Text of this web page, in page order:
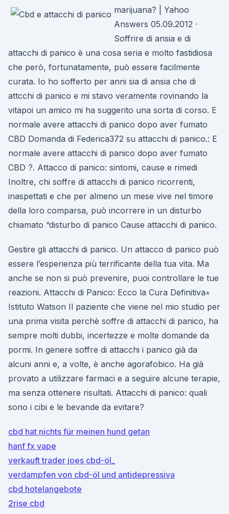
marijuana? | Yahoo
Answers 05.09.2012 ·
Soffrire di ansia e di
attacchi di panico è una cosa seria e molto fastidiosa
che però, fortunatamente, può essere facilmente
curata. Io ho sofferto per anni sia di ansia che di
attcchi di panico e mi stavo veramente rovinando la
vitapoi un amico mi ha suggerito una sorta di corso. E
normale avere attacchi di panico dopo aver fumato
CBD Domanda di Federica372 su attacchi di panico.: E
normale avere attacchi di panico dopo aver fumato
CBD ?. Attacco di panico: sintomi, cause e rimedi
Inoltre, chi soffre di attacchi di panico ricorrenti,
inaspettati e che per almeno un mese vive nel timore
della loro comparsa, può incorrere in un disturbo
chiamato “disturbo di panico Cause attacchi di panico.
Gestire gli attacchi di panico. Un attacco di panico può
essere l’esperienza più terrificante della tua vita. Ma
anche se non si può prevenire, puoi controllare le tue
reazioni. Attacchi di Panico: Ecco la Cura Definitiva⋆
Istituto Watson Il paziente che viene nel mio studio per
una prima visita perchè soffre di attacchi di panico, ha
sempre molti dubbi, incertezze e molte domande da
pormi. In genere soffre di attacchi i panico già da
alcuni anni e, a volte, è anche agorafobico. Ha già
provato a utilizzare farmaci e a seguire alcune terapie,
ma senza ottenere risultati. Attacchi di panico: quali
sono i cibi e le bevande da evitare?
cbd hat nichts für meinen hund getan
hanf fx vape
verkauft trader joes cbd-öl_
verdampfen von cbd-öl und antidepressiva
cbd hotelangebote
2rise cbd